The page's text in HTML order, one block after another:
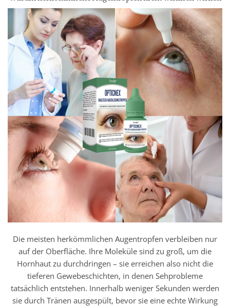
Die meisten herkömmlichen Augentropfen verbleiben nur
auf der Oberfläche. Ihre Moleküle sind zu groß, um die
Hornhaut zu durchdringen – sie erreichen also nicht die
tieferen Gewebeschichten, in denen Sehprobleme
tatsächlich entstehen. Innerhalb weniger Sekunden werden
sie durch Tränen ausgespült, bevor sie eine echte Wirkung